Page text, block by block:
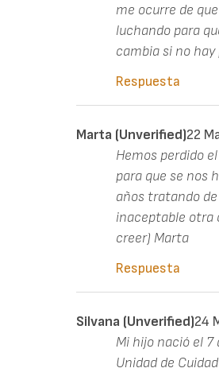
me ocurre de
luchando para
cambia si no
Respuesta
Marta (unverified)22
Hemos perdido
para que se nos
años tratando
inaceptable otra
creer) Marta
Respuesta
Silvana (unverified)24
Mi hijo nació el 7
Unidad de